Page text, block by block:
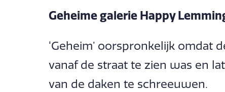
Geheime galerie Happy
‘Geheim’ oorspronkelijk omdat
vanaf de straat te zien was en
van de daken te schreeuwen.